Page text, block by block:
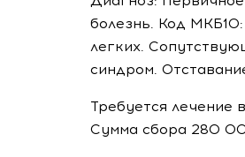
болезнь. Код
легких.
синдром.
Требуется лечение
Сумма сбора 280